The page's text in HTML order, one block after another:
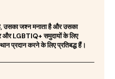
उसका जश्न मनाता है और उसका
और LGBTIQ+ समुदायों के लिए
प्रदान करने के लिए प्रतिबद्ध हैं।